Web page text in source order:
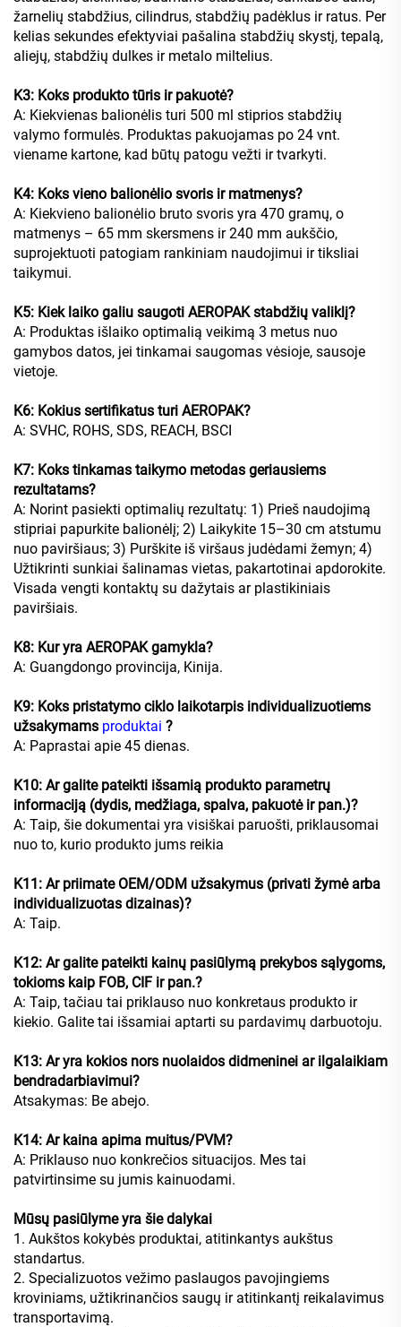
žarnelių stabdžius, cilindrus, stabdžių padėklus ir ratus. Per
kelias sekundes efektyviai pašalina stabdžių skystį, tepalą,
aliejų, stabdžių dulkes ir metalo miltelius.
K3: Koks produkto tūris ir pakuotė?
A: Kiekvienas balionėlis turi 500 ml stiprios stabdžių
valymo formulės. Produktas pakuojamas po 24 vnt.
viename kartone, kad būtų patogu vežti ir tvarkyti.
K4: Koks vieno balionėlio svoris ir matmenys?
A: Kiekvieno balionėlio bruto svoris yra 470 gramų, o
matmenys – 65 mm skersmens ir 240 mm aukščio,
suprojektuoti patogiam rankiniam naudojimui ir tiksliai
taikymui.
K5: Kiek laiko galiu saugoti AEROPAK stabdžių valiklį?
A: Produktas išlaiko optimalią veikimą 3 metus nuo
gamybos datos, jei tinkamai saugomas vėsioje, sausoje
vietoje.
K6: Kokius sertifikatus turi AEROPAK?
A: SVHC, ROHS, SDS, REACH, BSCI
K7: Koks tinkamas taikymo metodas geriausiems
rezultatams?
A: Norint pasiekti optimalių rezultatų: 1) Prieš naudojimą
stipriai papurkite balionėlį; 2) Laikykite 15–30 cm atstumu
nuo paviršiaus; 3) Purškite iš viršaus judėdami žemyn; 4)
Užtikrinti sunkiai šalinamas vietas, pakartotinai apdorokite.
Visada vengti kontaktų su dažytais ar plastikiniais
paviršiais.
K8: Kur yra AEROPAK gamykla?
A: Guangdongo provincija, Kinija.
K9: Koks pristatymo ciklo laikotarpis individualizuotiems
užsakymams produktai ?
A: Paprastai apie 45 dienas.
K10: Ar galite pateikti išsamią produkto parametrų
informaciją (dydis, medžiaga, spalva, pakuotė ir pan.)?
A: Taip, šie dokumentai yra visiškai paruošti, priklausomai
nuo to, kurio produkto jums reikia
K11: Ar priimate OEM/ODM užsakymus (privati žymė arba
individualizuotas dizainas)?
A: Taip.
K12: Ar galite pateikti kainų pasiūlymą prekybos sąlygoms,
tokioms kaip FOB, CIF ir pan.?
A: Taip, tačiau tai priklauso nuo konkretaus produkto ir
kiekio. Galite tai išsamiai aptarti su pardavimų darbuotoju.
K13: Ar yra kokios nors nuolaidos didmeninei ar ilgalaikiam
bendradarbiavimui?
Atsakymas: Be abejo.
K14: Ar kaina apima muitus/PVM?
A: Priklauso nuo konkrečios situacijos. Mes tai
patvirtinsime su jumis kainuodami.
Mūsų pasiūlyme yra šie dalykai
1. Aukštos kokybės produktai, atitinkantys aukštus
standartus.
2. Specializuotos vežimo paslaugos pavojingiems
kroviniams, užtikrinančios saugų ir atitinkantį reikalavimus
transportavimą.